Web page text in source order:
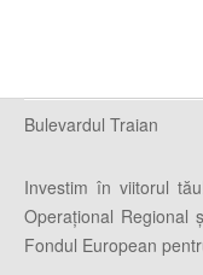
Bulevardul Traian
Investim în viitorul
Operaţional Regional
Fondul European